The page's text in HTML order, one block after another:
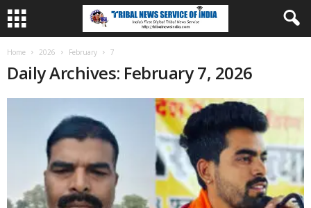
Home 2026 February 7
Daily Archives: February 7, 2026